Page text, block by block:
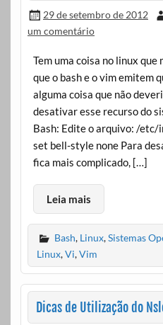
29 de setembro de 2012
um comentário
Tem uma coisa no linux que
que o bash e o vim emitem
alguma coisa que não
desativar esse recurso do
Bash: Edite o arquivo: /etc/
set bell-style none Para
fica mais complicado, […]
Leia mais
Bash, Linux,Sistemas
Linux,Vi,Vim
Dicas de Utilização do